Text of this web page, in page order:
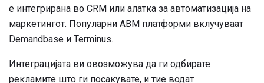
е интегрирана во CRM или алатка за автоматизација на
маркетингот. Популарни ABM платформи вклучуваат
Demandbase и Terminus.
Интеграцијата ви овозможува да ги одбирате
рекламите што ги посакувате, и тие водат